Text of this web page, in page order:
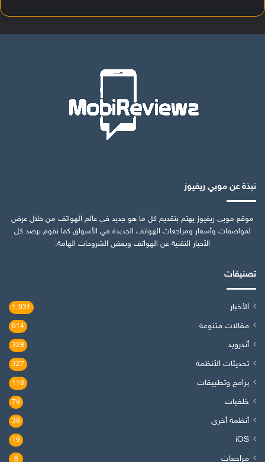
نبذة عن موبي ريفيوز
موقع موبي ريفيوز يهتم بتقديم كل ما هو جديد في عالم الهواتف من خلال عرض
لمواصفات وأسعار ومراجعات الهواتف الجديدة في الأسواق كما نقوم برصد كل
الأخبار التقنية عن الهواتف وبعض الشروحات الهامة.
تصنيفات
الأخبار 1٬931
مقالات متنوعة 614
أندرويد 328
تحديثات الأنظمة 327
برامج وتطبيقات 118
خلفيات 78
أنظمة أخرى 38
iOS
19
مراجعات 6